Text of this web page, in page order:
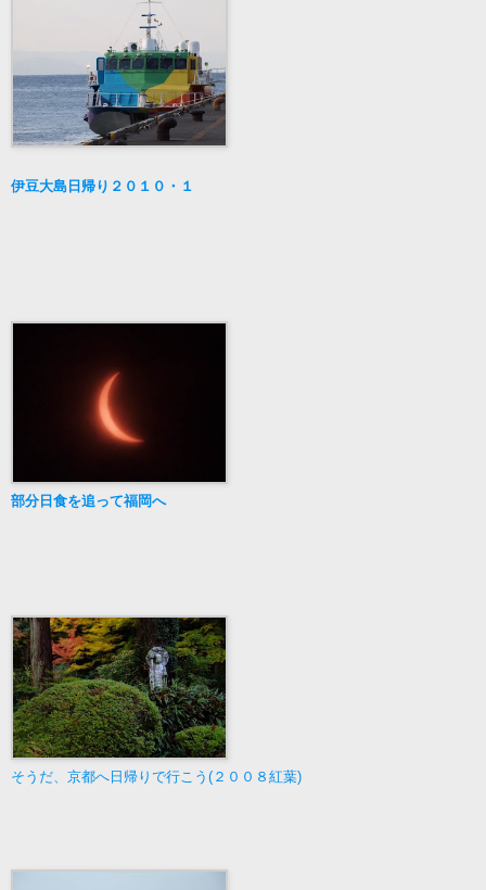
伊豆大島日帰り２０１０・１
部分日食を追って福岡へ
そうだ、京都へ日帰りで行こう(２００８紅葉)